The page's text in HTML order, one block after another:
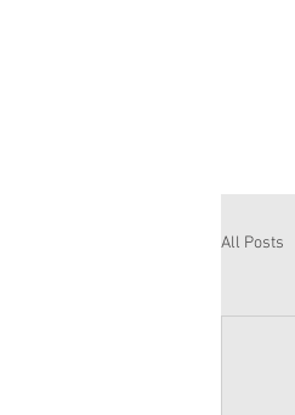
All Posts